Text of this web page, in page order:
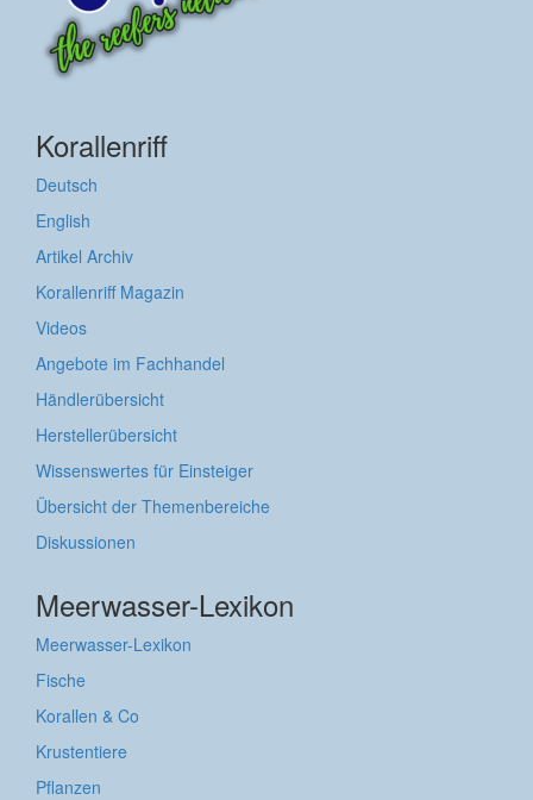
Korallenriff
Deutsch
English
Artikel Archiv
Korallenriff Magazin
Videos
Angebote im Fachhandel
Händlerübersicht
Herstellerübersicht
Wissenswertes für Einsteiger
Übersicht der Themenbereiche
Diskussionen
Meerwasser-Lexikon
Meerwasser-Lexikon
Fische
Korallen & Co
Krustentiere
Pflanzen